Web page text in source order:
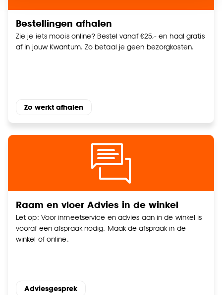
accepteren door op ‘Cookies aanpassen’ te
Bestellingen afhalen
Zie je iets moois online? Bestel vanaf €25,- en haal gratis
af in jouw Kwantum. Zo betaal je geen bezorgkosten.
Zo werkt afhalen
Raam en vloer Advies in de winkel
Let op: Voor inmeetservice en advies aan in de winkel is
vooraf een afspraak nodig. Maak de afspraak in de
winkel of online.
Adviesgesprek